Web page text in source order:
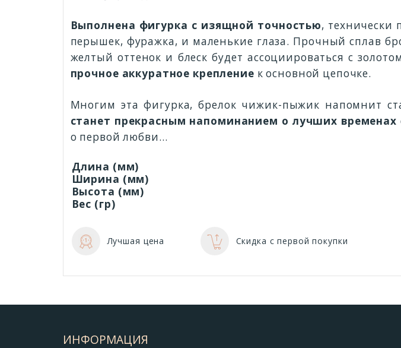
Выполнена фигурка с изящной точностью, технически
перышек, фуражка, и маленькие глаза. Прочный сплав
желтый оттенок и блеск будет ассоциироваться с
прочное аккуратное крепление к основной цепочке.
Многим эта фигурка, брелок чижик-пыжик напомнит
станет прекрасным напоминанием о лучших временах
о первой любви…
Длина (мм)
Ширина (мм)
Высота (мм)
Вес (гр)
Лучшая цена Скидка с первой покупки
ИНФОРМАЦИЯ